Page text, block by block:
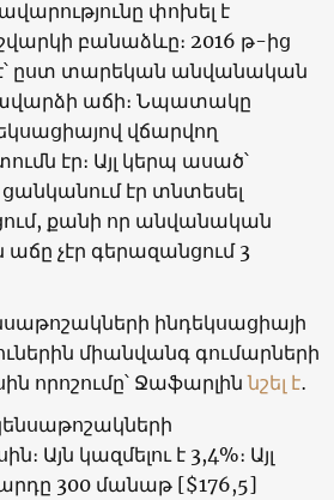
փոխել է
բանաձևը։ 2016 թ-ից
ըստ տարեկան անվանական
աճի։ Նպատակը
վճարվող
էր։ Այլ կերպ ասած՝
էր տնտեսել
քանի որ անվանական
չէր գերազանցում 3
ինդեկսացիայի
միանվանգ գումարների
որոշումը՝ Ջաֆարլիննշել է․
Այն կազմելու է 3,4%։ Այլ
300 մանաթ [$176,5]